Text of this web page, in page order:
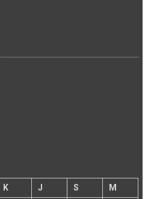
K J S
M